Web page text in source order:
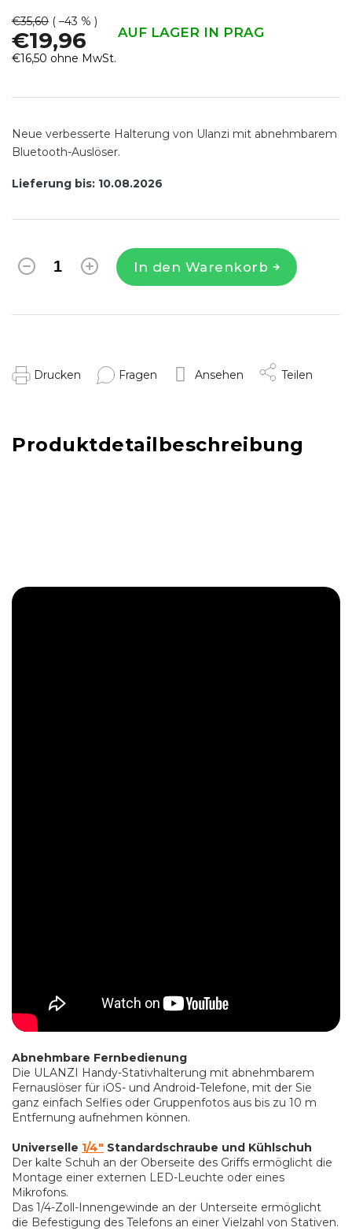
€35,60 ( –43 % )
€19,96 AUF LAGER IN PRAG
€16,50 ohne MwSt.
Lieferung bis: 10.08.2026
In den Warenkorb
Neue verbesserte Halterung von Ulanzi mit abnehmbarem
Bluetooth-Auslöser.
Drucken Fragen Ansehen Teilen
Produktdetailbeschreibung
Abnehmbare Fernbedienung
Die ULANZI Handy-Stativhalterung mit abnehmbarem
Fernauslöser für iOS- und Android-Telefone, mit der Sie
ganz einfach Selfies oder Gruppenfotos aus bis zu 10 m
Entfernung aufnehmen können.
Universelle 1/4" Standardschraube und Kühlschuh
Der kalte Schuh an der Oberseite des Griffs ermöglicht die
Montage einer externen LED-Leuchte oder eines
Mikrofons.
Das 1/4-Zoll-Innengewinde an der Unterseite ermöglicht
die Befestigung des Telefons an einer Vielzahl von Stativen.